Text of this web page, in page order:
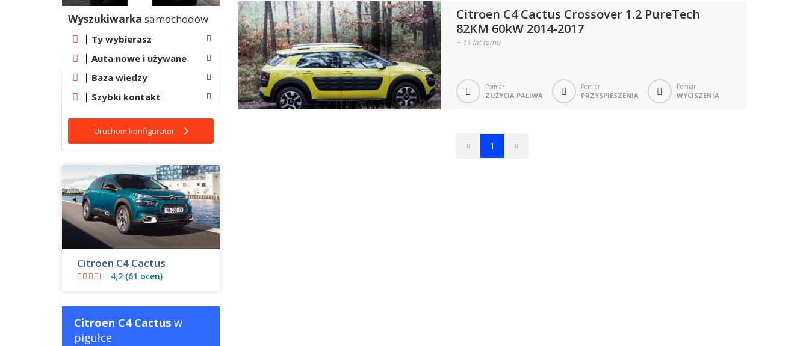
Citroen C4 Cactus Crossover 1.2 PureTech
82KM 60kW 2014-2017
~ 11 lat temu
Pomiar
ZUŻYCIA PALIWA
Pomiar
PRZYSPIESZENIA
Pomiar
WYCISZENIA
1
Wyszukiwarka samochodów
Ty wybierasz
Auta nowe i używane
Baza wiedzy
Szybki kontakt
Uruchom konfigurator
Citroen C4 Cactus
4,2 (61 ocen)
Citroen C4 Cactus w
pigułce